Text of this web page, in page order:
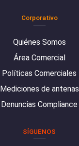
Corporativo
Quiénes Somos
Área Comercial
Políticas Comerciales
Mediciones de antenas
Denuncias Compliance
SÍGUENOS